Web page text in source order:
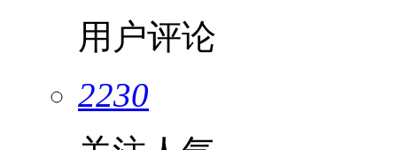
用户评论
2230